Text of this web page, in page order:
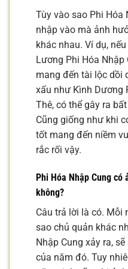
Tùy vào sao Phi Hóa
nhập vào mà ảnh
khác nhau. Ví dụ,
Lương Phi Hóa Nhập
mang đến tài lộc dồi
xấu như Kình Dương
Thê, có thể gây ra
Cũng giống như khi
tốt mang đến niềm
rắc rối vậy.
Phi Hóa Nhập Cung có
không?
Câu trả lời là có. Mỗi
sao chủ quản khác
Nhập Cung xảy ra,
của năm đó. Tuy